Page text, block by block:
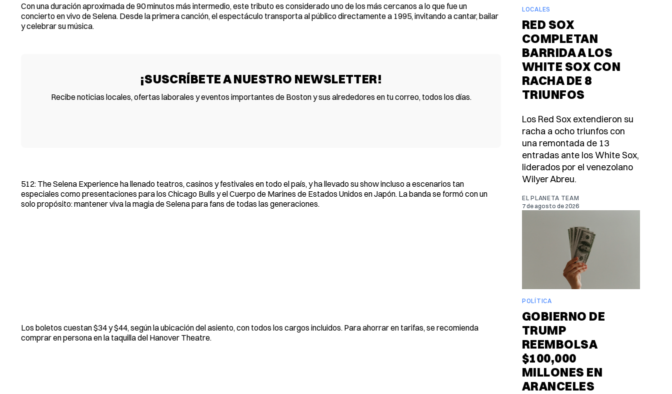
Con una duración aproximada de 90 minutos más intermedio, este tributo es considerado uno de los más cercanos a lo que fue un
concierto en vivo de Selena. Desde la primera canción, el espectáculo transporta al público directamente a 1995, invitando a cantar, bailar
y celebrar su música.
¡SUSCRÍBETE A NUESTRO NEWSLETTER!
Recibe noticias locales, ofertas laborales y eventos importantes de Boston y sus alrededores en tu correo, todos los días.
512: The Selena Experience ha llenado teatros, casinos y festivales en todo el país, y ha llevado su show incluso a escenarios tan
especiales como presentaciones para los Chicago Bulls y el Cuerpo de Marines de Estados Unidos en Japón. La banda se formó con un
solo propósito: mantener viva la magia de Selena para fans de todas las generaciones.
Los boletos cuestan $34 y $44, según la ubicación del asiento, con todos los cargos incluidos. Para ahorrar en tarifas, se recomienda
comprar en persona en la taquilla del Hanover Theatre.
LOCALES
RED SOX
COMPLETAN
BARRIDA A LOS
WHITE SOX CON
RACHA DE 8
TRIUNFOS
Los Red Sox extendieron su
racha a ocho triunfos con
una remontada de 13
entradas ante los White Sox,
liderados por el venezolano
Wilyer Abreu.
EL PLANETA TEAM
7 de agosto de 2026
POLÍTICA
GOBIERNO DE
TRUMP
REEMBOLSA
$100,000
MILLONES EN
ARANCELES